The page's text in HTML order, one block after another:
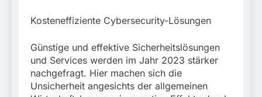
Kosteneffiziente Cybersecurity-Lösungen
Günstige und effektive Sicherheitslösungen
und Services werden im Jahr 2023 stärker
nachgefragt. Hier machen sich die
Unsicherheit angesichts der allgemeinen